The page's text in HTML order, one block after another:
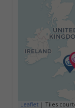
Leaflet | Tiles